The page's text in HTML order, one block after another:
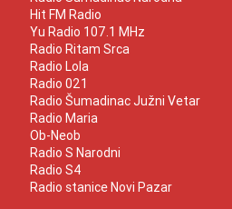
Hit FM Radio
Yu Radio 107.1 MHz
Radio Ritam Srca
Radio Lola
Radio 021
Radio Šumadinac Južni Vetar
Radio Maria
Ob-Neob
Radio S Narodni
Radio S4
Radio stanice Novi Pazar